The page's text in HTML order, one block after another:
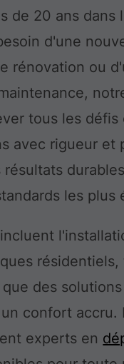
de 20 ans dans
d'une
rénovation ou
tous les défis
avec rigueur et
résultats
les plus
des
confort accru.
experts en